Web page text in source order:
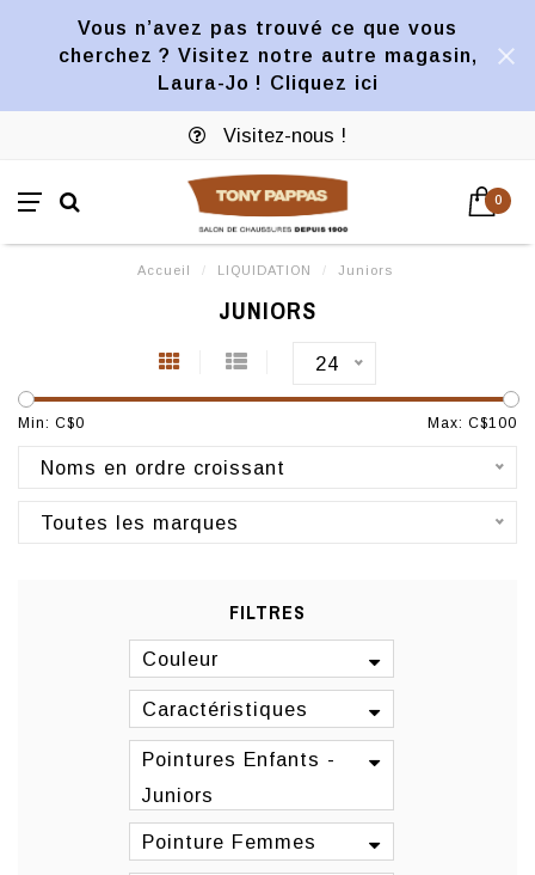
Vous n’avez pas trouvé ce que vous
cherchez ? Visitez notre autre magasin,
Laura-Jo ! Cliquez ici
Visitez-nous !
0
Accueil / LIQUIDATION / Juniors
JUNIORS
24
Min: C$0 Max: C$100
Noms en ordre croissant
Toutes les marques
FILTRES
Couleur
Caractéristiques
Pointures Enfants -
Juniors
Pointure Femmes